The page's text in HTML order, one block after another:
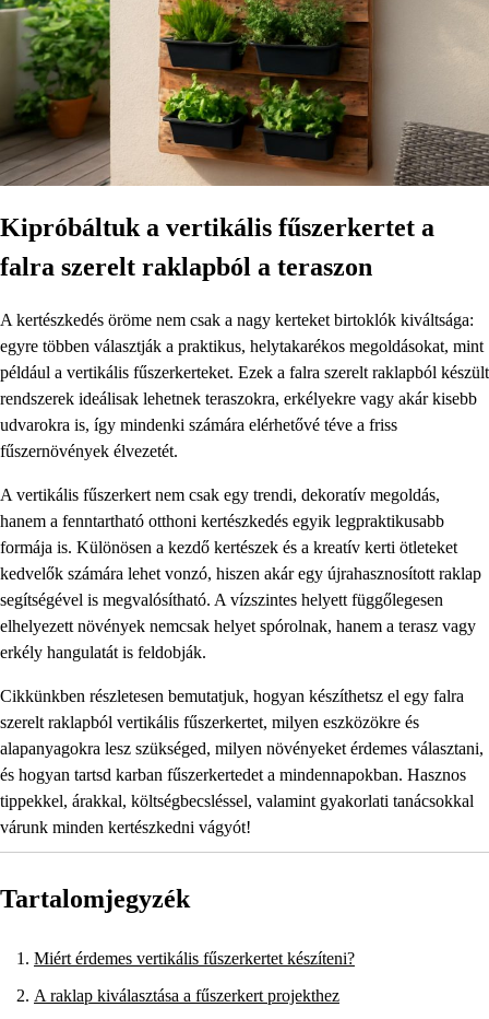
Kipróbáltuk a vertikális fűszerkertet a
falra szerelt raklapból a teraszon
A kertészkedés öröme nem csak a nagy kerteket birtoklók kiváltsága:
egyre többen választják a praktikus, helytakarékos megoldásokat, mint
például a vertikális fűszerkerteket. Ezek a falra szerelt raklapból készült
rendszerek ideálisak lehetnek teraszokra, erkélyekre vagy akár kisebb
udvarokra is, így mindenki számára elérhetővé téve a friss
fűszernövények élvezetét.
A vertikális fűszerkert nem csak egy trendi, dekoratív megoldás,
hanem a fenntartható otthoni kertészkedés egyik legpraktikusabb
formája is. Különösen a kezdő kertészek és a kreatív kerti ötleteket
kedvelők számára lehet vonzó, hiszen akár egy újrahasznosított raklap
segítségével is megvalósítható. A vízszintes helyett függőlegesen
elhelyezett növények nemcsak helyet spórolnak, hanem a terasz vagy
erkély hangulatát is feldobják.
Cikkünkben részletesen bemutatjuk, hogyan készíthetsz el egy falra
szerelt raklapból vertikális fűszerkertet, milyen eszközökre és
alapanyagokra lesz szükséged, milyen növényeket érdemes választani,
és hogyan tartsd karban fűszerkertedet a mindennapokban. Hasznos
tippekkel, árakkal, költségbecsléssel, valamint gyakorlati tanácsokkal
várunk minden kertészkedni vágyót!
Tartalomjegyzék
Miért érdemes vertikális fűszerkertet készíteni?
A raklap kiválasztása a fűszerkert projekthez